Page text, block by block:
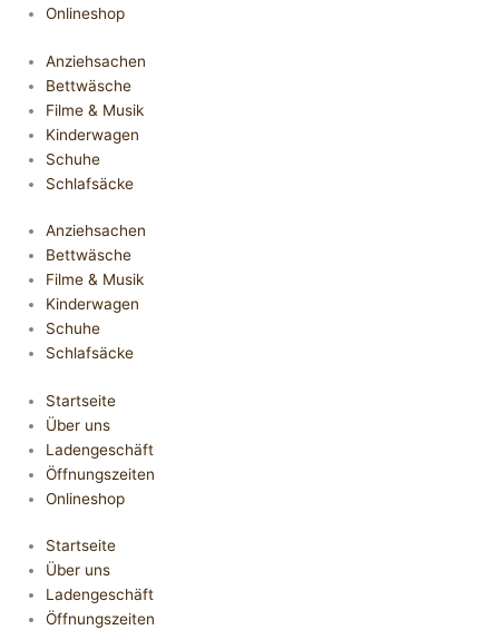
Onlineshop
Anziehsachen
Bettwäsche
Filme & Musik
Kinderwagen
Schuhe
Schlafsäcke
Anziehsachen
Bettwäsche
Filme & Musik
Kinderwagen
Schuhe
Schlafsäcke
Startseite
Über uns
Ladengeschäft
Öffnungszeiten
Onlineshop
Startseite
Über uns
Ladengeschäft
Öffnungszeiten